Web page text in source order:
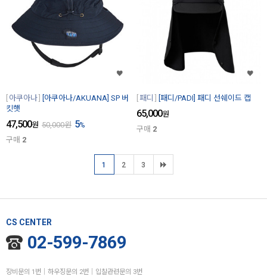
아쿠아나
[아쿠아나/AKUANA] SP 버
킷햇
47,500원 50,000원 5%
구매 2
패디 [패디/PADI] 패디 선쉐이드 캡
65,000원
구매 2
1 2 3
CS CENTER
02-599-7869
장비문의 1번│하우징문의 2번│입찰관련문의 3번